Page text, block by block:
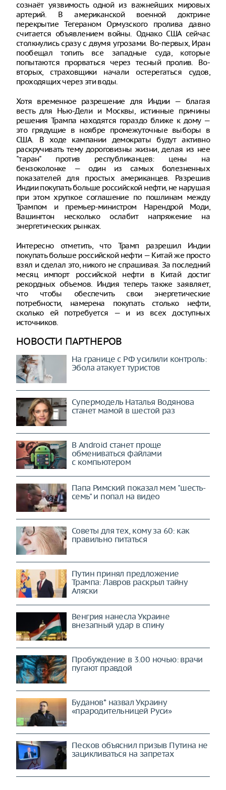
сознаёт уязвимость одной из важнейших мировых
артерий. В американской военной доктрине
перекрытие Тегераном Ормузского пролива давно
считается объявлением войны. Однако США сейчас
столкнулись сразу с двумя угрозами. Во-первых, Иран
пообещал топить все западные суда, которые
попытаются прорваться через тесный пролив. Во-
вторых, страховщики начали остерегаться судов,
проходящих через эти воды.
Хотя временное разрешение для Индии — благая
весть для Нью-Дели и Москвы, истинные причины
решения Трампа находятся гораздо ближе к дому —
это грядущие в ноябре промежуточные выборы в
США. В ходе кампании демократы будут активно
раскручивать тему дороговизны жизни, делая из нее
"таран" против республиканцев: цены на
бензоколонке — один из самых болезненных
показателей для простых американцев. Разрешив
Индии покупать больше российской нефти, не нарушая
при этом хрупкое соглашение по пошлинам между
Трампом и премьер-министром Нарендрой Моди,
Вашингтон несколько ослабит напряжение на
энергетических рынках.
Интересно отметить, что Трамп разрешил Индии
покупать больше российской нефти — Китай же просто
взял и сделал это, никого не спрашивая. За последний
месяц импорт российской нефти в Китай достиг
рекордных объемов. Индия теперь также заявляет,
что чтобы обеспечить свои энергетические
потребности, намерена покупать столько нефти,
сколько ей потребуется — и из всех доступных
источников.
НОВОСТИ ПАРТНЕРОВ
На границе с РФ усилили контроль:
Эбола атакует туристов
Супермодель Наталья Водянова
станет мамой в шестой раз
В Android станет проще
обмениваться файлами
с компьютером
Папа Римский показал мем "шесть-
семь" и попал на видео
Советы для тех, кому за 60: как
правильно питаться
Путин принял предложение
Трампа: Лавров раскрыл тайну
Аляски
Венгрия нанесла Украине
внезапный удар в спину
Пробуждение в 3.00 ночью: врачи
пугают правдой
Буданов* назвал Украину
«прародительницей Руси»
Песков объяснил призыв Путина не
зацикливаться на запретах